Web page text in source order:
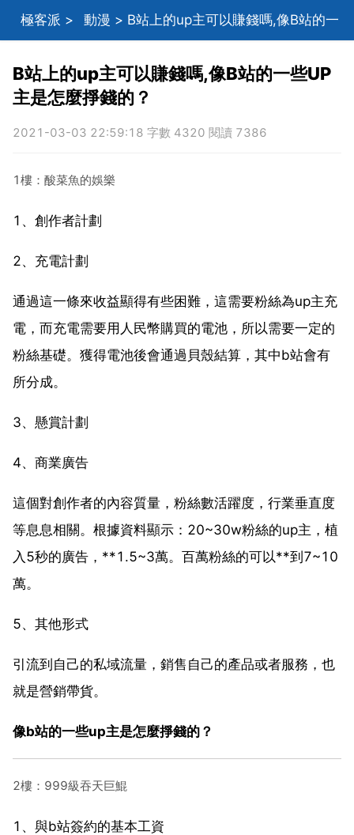
極客派 > 動漫 > B站上的up主可以賺錢嗎,像B站的一
些UP主是怎麼掙錢的？
B站上的up主可以賺錢嗎,像B站的一些UP
主是怎麼掙錢的？
2021-03-03 22:59:18 字數 4320 閱讀 7386
1樓：酸菜魚的娛樂
1、創作者計劃
2、充電計劃
通過這一條來收益顯得有些困難，這需要粉絲為up主充
電，而充電需要用人民幣購買的電池，所以需要一定的
粉絲基礎。獲得電池後會通過貝殼結算，其中b站會有
所分成。
3、懸賞計劃
4、商業廣告
這個對創作者的內容質量，粉絲數活躍度，行業垂直度
等息息相關。根據資料顯示：20~30w粉絲的up主，植
入5秒的廣告，**1.5~3萬。百萬粉絲的可以**到7~10
萬。
5、其他形式
引流到自己的私域流量，銷售自己的產品或者服務，也
就是營銷帶貨。
像b站的一些up主是怎麼掙錢的？
2樓：999級吞天巨鯤
1、與b站簽約的基本工資